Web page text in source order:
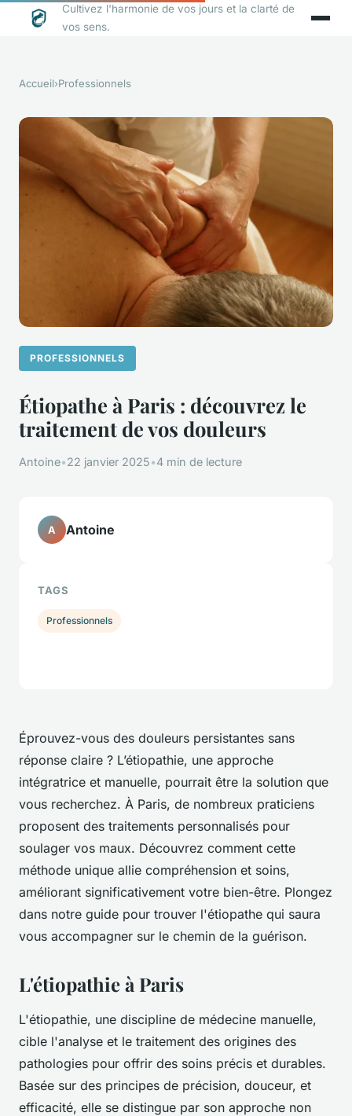
Cultivez l'harmonie de vos jours et la clarté de
vos sens.
Accueil›Professionnels
PROFESSIONNELS
Étiopathe à Paris : découvrez le
traitement de vos douleurs
Antoine•22 janvier 2025•4 min de lecture
Éprouvez-vous des douleurs persistantes sans
réponse claire ? L’étiopathie, une approche
intégratrice et manuelle, pourrait être la solution que
vous recherchez. À Paris, de nombreux praticiens
proposent des traitements personnalisés pour
soulager vos maux. Découvrez comment cette
méthode unique allie compréhension et soins,
améliorant significativement votre bien-être. Plongez
dans notre guide pour trouver l'étiopathe qui saura
vous accompagner sur le chemin de la guérison.
L'étiopathie à Paris
L'étiopathie, une discipline de médecine manuelle,
cible l'analyse et le traitement des origines des
pathologies pour offrir des soins précis et durables.
Basée sur des principes de précision, douceur, et
efficacité, elle se distingue par son approche non
A Antoine
TAGS
Professionnels